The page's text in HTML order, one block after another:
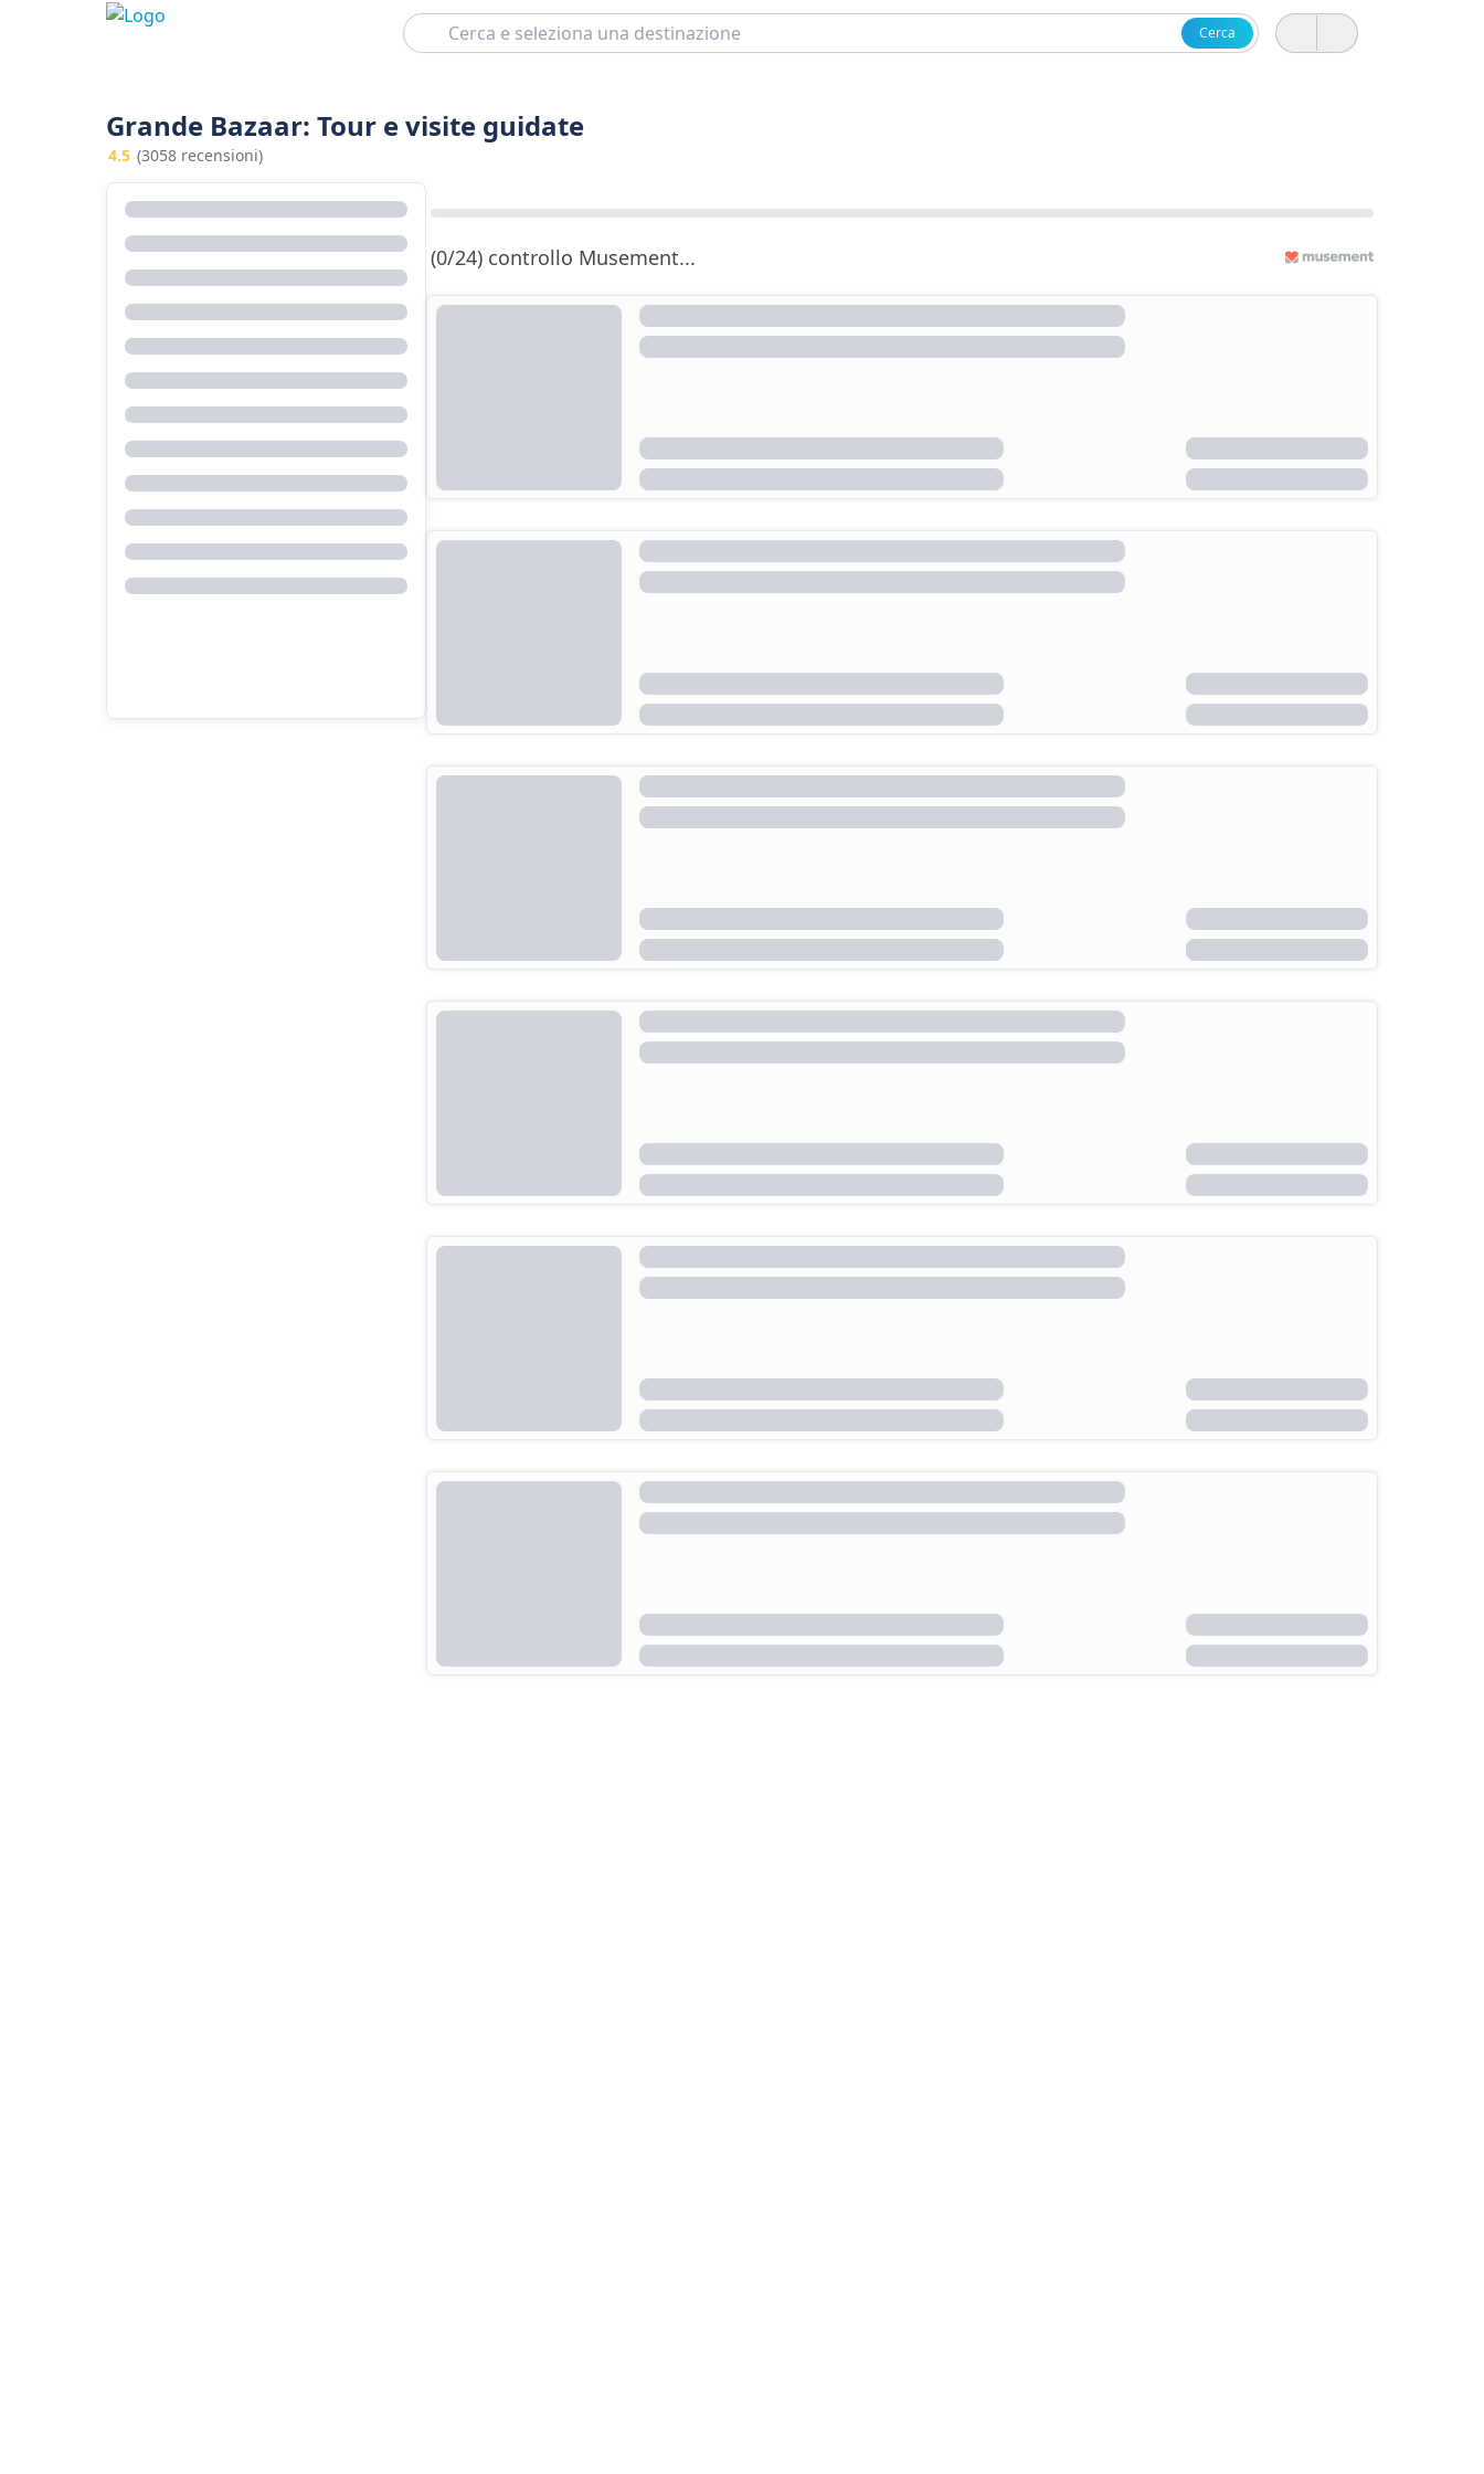
Cerca
Cerca
Grande Bazaar: Tour e visite guidate
4.5 (3058 recensioni)
(0/24) controllo Musement...